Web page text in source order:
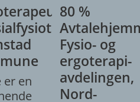
er en
80 %
Fysio- og
ergoterapi-
avdelingen,
Nord-